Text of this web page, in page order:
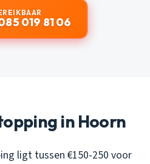
019 81 06
in Hoorn
ligt tussen €150-250 voor